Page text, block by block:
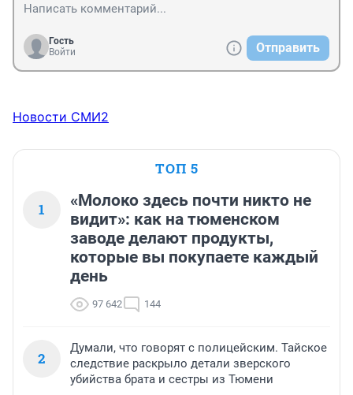
Гость
Войти
Отправить
Новости СМИ2
ТОП 5
1
«Молоко здесь почти никто не
видит»: как на тюменском
заводе делают продукты,
которые вы покупаете каждый
день
97 642 144
2
Думали, что говорят с полицейским. Тайское
следствие раскрыло детали зверского
убийства брата и сестры из Тюмени